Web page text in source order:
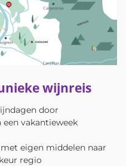
wijnreis
door
vakantieweek
eigen middelen naar
regio